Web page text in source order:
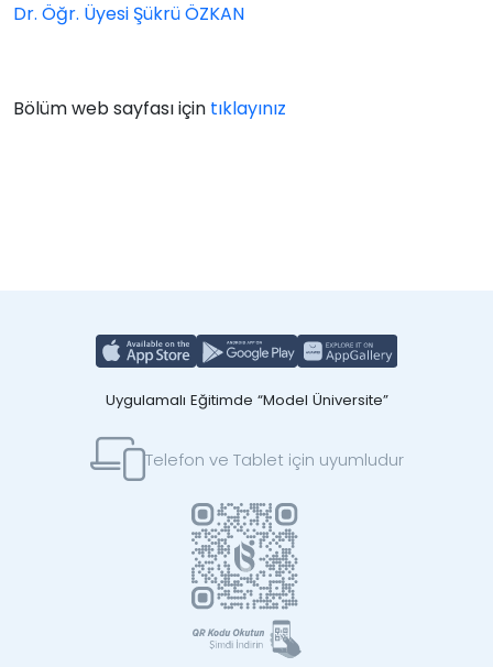
Dr. Öğr. Üyesi Şükrü ÖZKAN
Bölüm web sayfası için tıklayınız
Uygulamalı Eğitimde “Model Üniversite”
Telefon ve Tablet için uyumludur